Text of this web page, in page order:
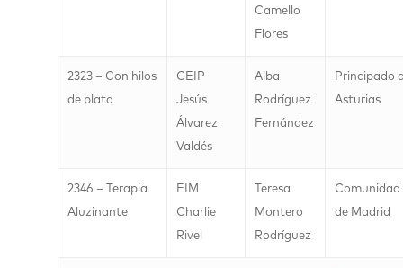
Camello
Flores
2323 – Con hilos
de plata
CEIP
Jesús
Álvarez
Valdés
Alba
Rodríguez
Fernández
Principado
Asturias
2346 – Terapia
Aluzinante
EIM
Charlie
Rivel
Teresa
Montero
Rodríguez
Comunidad
de Madrid